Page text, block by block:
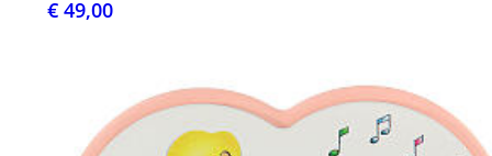
€ 49,00